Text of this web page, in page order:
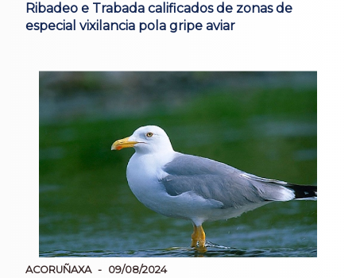
Ribadeo e Trabada calificados de zonas de
especial vixilancia pola gripe aviar
ACORUÑAXA 09/08/2024